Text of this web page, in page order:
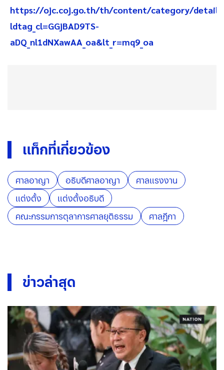
https://ojc.coj.go.th/th/content/category/detail/
ldtag_cl=GGjBAD9TS-
aDQ_nl1dNXawAA_oa&lt_r=mq9_oa
แท็กที่เกี่ยวข้อง
ศาลอาญา อธิบดีศาลอาญา
ศาลแรงงาน
แต่งตั้ง
แต่งตั้งอธิบดี
คณะกรรมการตุลาการศาลยุติธรรม
ศาลฎีกา
ข่าวล่าสุด